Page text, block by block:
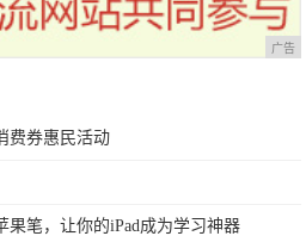
广告
费券惠民活动
果笔，让你的iPad成为学习神器